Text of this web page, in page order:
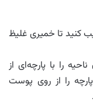
کنید تا خمیری غلیظ
را با پارچه‌ای از
بعد از ۳۰ دقیقه، پارچه را از روی پوست